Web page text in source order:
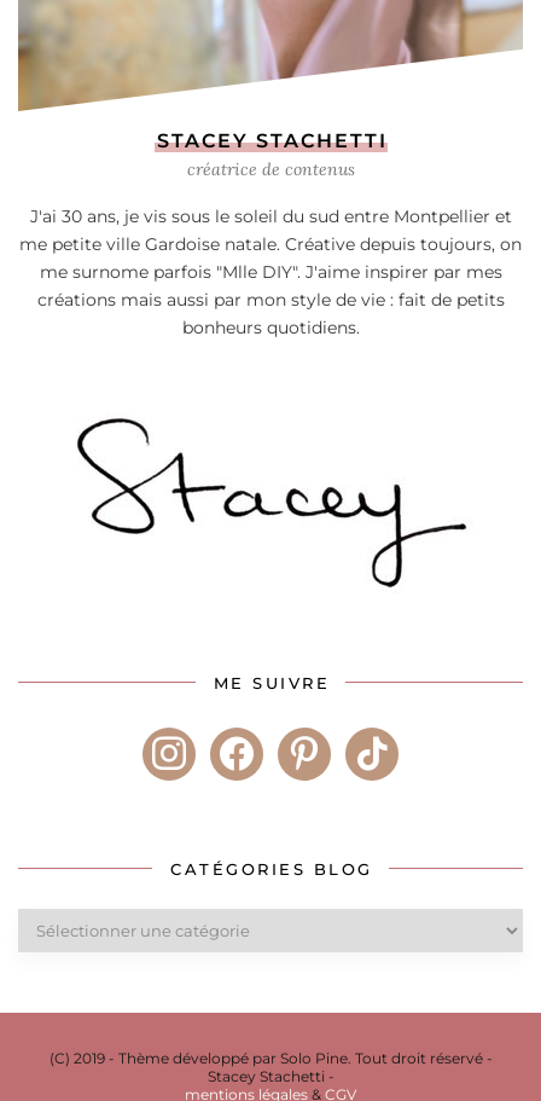
STACEY STACHETTI
créatrice de contenus
J'ai 30 ans, je vis sous le soleil du sud entre Montpellier et
me petite ville Gardoise natale. Créative depuis toujours, on
me surnome parfois "Mlle DIY". J'aime inspirer par mes
créations mais aussi par mon style de vie : fait de petits
bonheurs quotidiens.
ME SUIVRE
instagramfacebookpinteresttiktok
CATÉGORIES BLOG
Catégories
blog
(C) 2019 - Thème développé par Solo Pine. Tout droit réservé -
Stacey Stachetti -
mentions légales & CGV